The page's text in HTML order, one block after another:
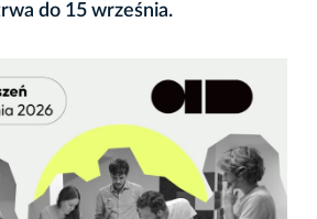
do 15 września.